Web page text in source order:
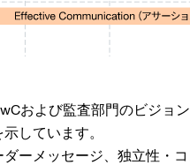
および監査部門のビジョ
しています。
ーメッセージ、独立性・